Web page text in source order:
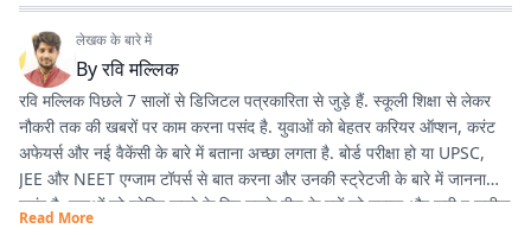
लेखक के बारे में
Byरवि मल्लिक
रवि मल्लिक पिछले 7 सालों से डिजिटल पत्रकारिता से जुड़े हैं. स्कूली शिक्षा से लेकर
नौकरी तक की खबरों पर काम करना पसंद है. युवाओं को बेहतर करियर ऑप्शन, करंट
अफेयर्स और नई वैकेंसी के बारे में बताना अच्छा लगता है. बोर्ड परीक्षा हो या UPSC,
JEE और NEET एग्जाम टॉपर्स से बात करना और उनकी स्ट्रेटजी के बारे में जानना
पसंद है. युवाओं को प्रेरित करने के लिए उनके बीच के मुद्दों को उठाना और सही व सटीक
Read More